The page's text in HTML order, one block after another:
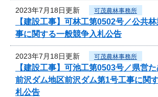
2023年7月18日更新 可茂農林事務所
【建設工事】可林工第0502号／公共
事に関する一般競争入札公告
2023年7月18日更新 可茂農林事務所
【建設工事】可池工第0503号／県営
前沢ダム地区前沢ダム第1号工事に関
札公告